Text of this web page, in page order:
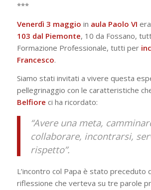
***
Venerdì 3 maggio in aula Paolo VI
103 dal Piemonte, 10 da Fossano,
Formazione Professionale, tutti per
Francesco.
Siamo stati invitati a vivere questa
pellegrinaggio con le caratteristiche
Belfiore ci ha ricordato:
“Avere una meta,
collaborare, incontrarsi,
rispetto”.
L’incontro col Papa è stato preceduto
riflessione che verteva su tre parole